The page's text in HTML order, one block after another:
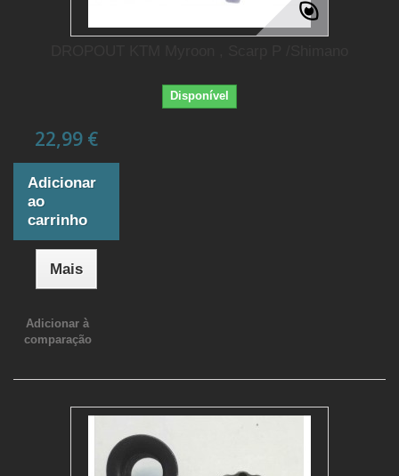
Disponível
22,99 €
Adicionar
ao
carrinho
Mais
Adicionar à
comparação